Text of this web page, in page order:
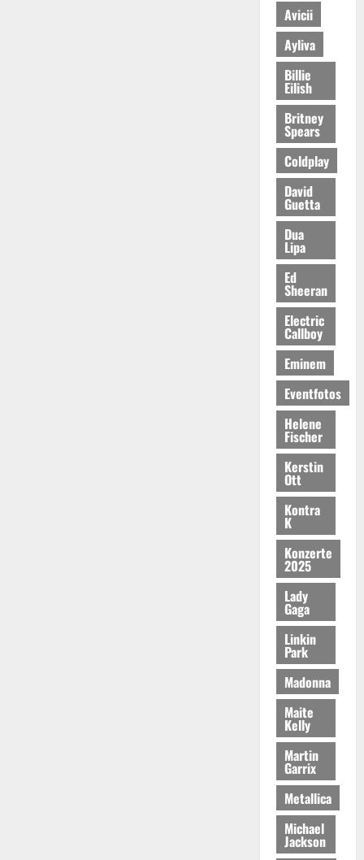
Avicii
Ayliva
Billie
Eilish
Britney
Spears
Coldplay
David
Guetta
Dua
Lipa
Ed
Sheeran
Electric
Callboy
Eminem
Eventfotos
Helene
Fischer
Kerstin
Ott
Kontra
K
Konzerte
2025
Lady
Gaga
Linkin
Park
Madonna
Maite
Kelly
Martin
Garrix
Metallica
Michael
Jackson